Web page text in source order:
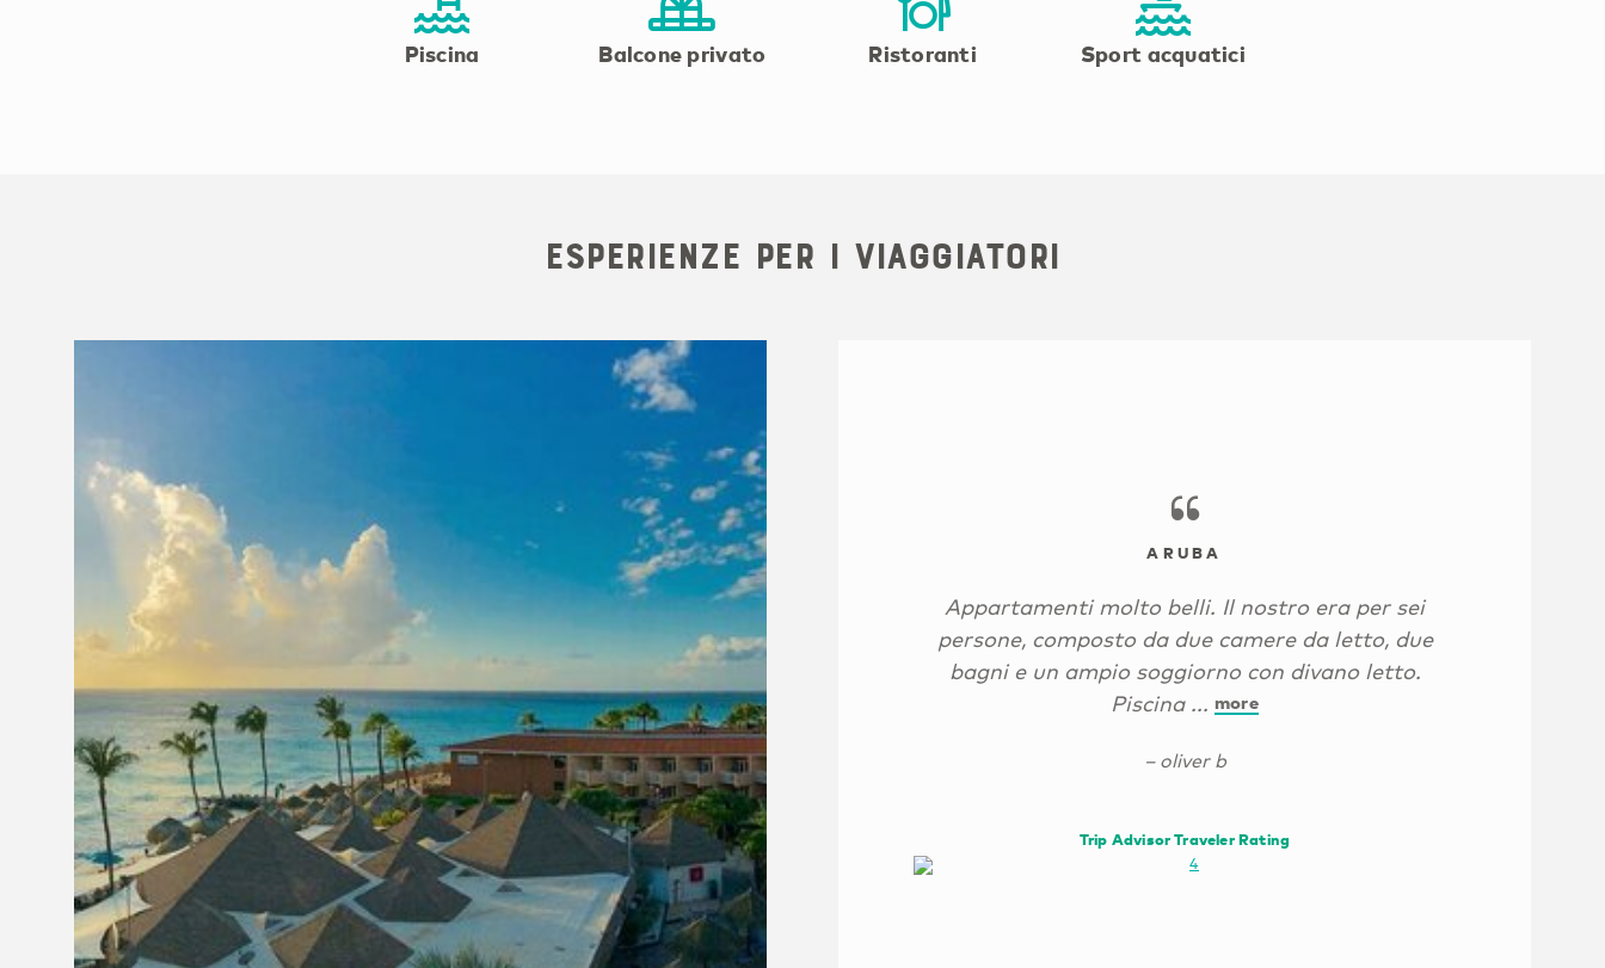
Piscina Balcone privato Ristoranti Sport acquatici
Esperienze per i viaggiatori
ARUBA
Appartamenti molto belli. Il nostro era per sei
persone, composto da due camere da letto, due
bagni e un ampio soggiorno con divano letto.
Piscina ... more
– oliver b
Trip Advisor Traveler Rating